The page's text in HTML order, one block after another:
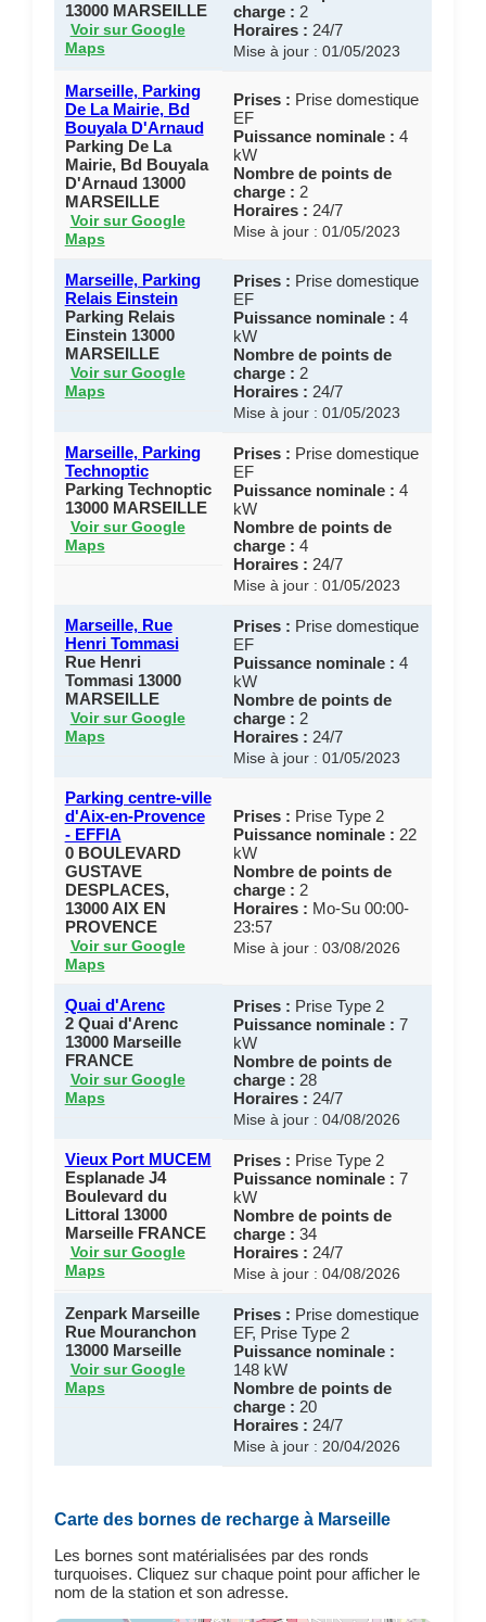
13000 MARSEILLE
Voir sur Google
Maps
charge : 2
Horaires : 24/7
Mise à jour : 01/05/2023
Marseille, Parking
De La Mairie, Bd
Bouyala D'Arnaud
Parking De La
Mairie, Bd Bouyala
D'Arnaud 13000
MARSEILLE
Voir sur Google
Maps
Prises : Prise domestique
EF
Puissance nominale : 4
kW
Nombre de points de
charge : 2
Horaires : 24/7
Mise à jour : 01/05/2023
Marseille, Parking
Relais Einstein
Parking Relais
Einstein 13000
MARSEILLE
Voir sur Google
Maps
Prises : Prise domestique
EF
Puissance nominale : 4
kW
Nombre de points de
charge : 2
Horaires : 24/7
Mise à jour : 01/05/2023
Marseille, Parking
Technoptic
Parking Technoptic
13000 MARSEILLE
Voir sur Google
Maps
Prises : Prise domestique
EF
Puissance nominale : 4
kW
Nombre de points de
charge : 4
Horaires : 24/7
Mise à jour : 01/05/2023
Marseille, Rue
Henri Tommasi
Rue Henri
Tommasi 13000
MARSEILLE
Voir sur Google
Maps
Prises : Prise domestique
EF
Puissance nominale : 4
kW
Nombre de points de
charge : 2
Horaires : 24/7
Mise à jour : 01/05/2023
Parking centre-ville
d'Aix-en-Provence
- EFFIA
0 BOULEVARD
GUSTAVE
DESPLACES,
13000 AIX EN
PROVENCE
Voir sur Google
Maps
Prises : Prise Type 2
Puissance nominale : 22
kW
Nombre de points de
charge : 2
Horaires : Mo-Su 00:00-
23:57
Mise à jour : 03/08/2026
Quai d'Arenc
2 Quai d'Arenc
13000 Marseille
FRANCE
Voir sur Google
Maps
Prises : Prise Type 2
Puissance nominale : 7
kW
Nombre de points de
charge : 28
Horaires : 24/7
Mise à jour : 04/08/2026
Vieux Port MUCEM
Esplanade J4
Boulevard du
Littoral 13000
Marseille FRANCE
Voir sur Google
Maps
Prises : Prise Type 2
Puissance nominale : 7
kW
Nombre de points de
charge : 34
Horaires : 24/7
Mise à jour : 04/08/2026
Zenpark Marseille
Rue Mouranchon
13000 Marseille
Voir sur Google
Maps
Prises : Prise domestique
EF, Prise Type 2
Puissance nominale :
148 kW
Nombre de points de
charge : 20
Horaires : 24/7
Mise à jour : 20/04/2026
Carte des bornes de recharge à Marseille
Les bornes sont matérialisées par des ronds
turquoises. Cliquez sur chaque point pour afficher le
nom de la station et son adresse.